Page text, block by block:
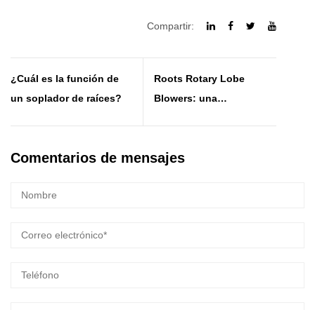
Compartir:
¿Cuál es la función de
un soplador de raíces?
Roots Rotary Lobe
Blowers: una
Comentarios de mensajes